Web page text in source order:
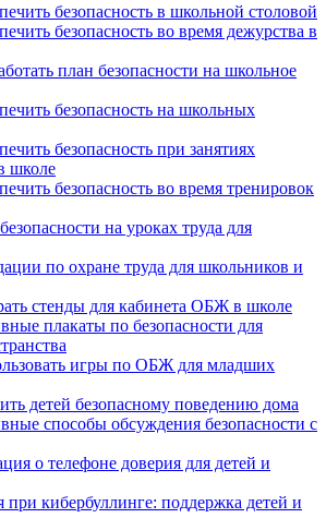
безопасность в школьной столовой
безопасность во время дежурства в
план безопасности на школьное
безопасность на школьных
безопасность при занятиях
школе
безопасность во время тренировок
на уроках труда для
по охране труда для школьников и
стенды для кабинета ОБЖ в школе
плакаты по безопасности для
игры по ОБЖ для младших
детей безопасному поведению дома
способы обсуждения безопасности с
о телефоне доверия для детей и
при кибербуллинге: поддержка детей и